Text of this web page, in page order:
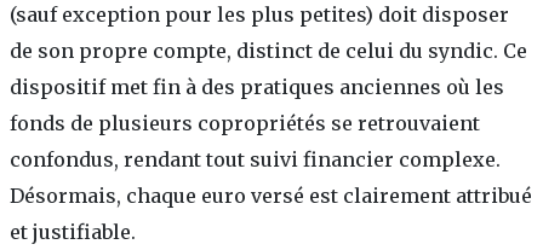
(sauf exception pour les plus petites) doit disposer
de son propre compte, distinct de celui du syndic. Ce
dispositif met fin à des pratiques anciennes où les
fonds de plusieurs copropriétés se retrouvaient
confondus, rendant tout suivi financier complexe.
Désormais, chaque euro versé est clairement attribué
et justifiable.